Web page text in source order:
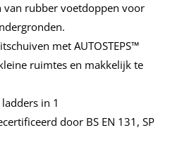
van rubber voetdoppen voor
met AUTOSTEPS™
ruimtes en makkelijk te
in 1
door BS EN 131, SP